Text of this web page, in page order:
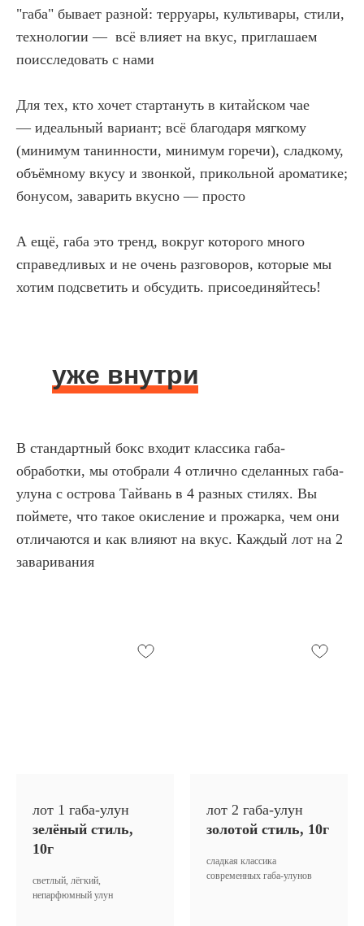
"габа" бывает разной: терруары, культивары, стили,
технологии — всё влияет на вкус, приглашаем
поисследовать с нами
Для тех, кто хочет стартануть в китайском чае
— идеальный вариант; всё благодаря мягкому
(минимум танинности, минимум горечи), сладкому,
объёмному вкусу и звонкой, прикольной ароматике;
бонусом, заварить вкусно — просто
А ещё, габа это тренд, вокруг которого много
справедливых и не очень разговоров, которые мы
хотим подсветить и обсудить. присоединяйтесь!
уже внутри
В стандартный бокс входит классика габа-
обработки, мы отобрали 4 отлично сделанных габа-
улуна с острова Тайвань в 4 разных стилях. Вы
поймете, что такое окисление и прожарка, чем они
отличаются и как влияют на вкус. Каждый лот на 2
заваривания
лот 1 габа-улун
зелёный стиль,
10г
светлый, лёгкий,
непарфюмный улун
лот 2 габа-улун
золотой стиль, 10г
сладкая классика
современных габа-улунов